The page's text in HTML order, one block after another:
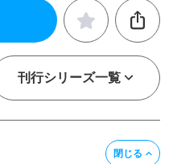
刊行シリーズ一覧
閉じる